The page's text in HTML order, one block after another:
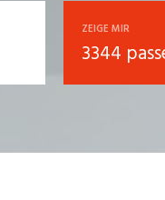
ZEIGE MIR
3344